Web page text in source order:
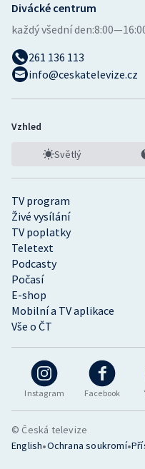
Ostatní
Instagram Facebook
TV program
Živé vysílání
TV poplatky
Teletext
Podcasty
Počasí
E-shop
Mobilní a TV aplikace
Vše o ČT
Divácké centrum
každý všední den:
261 136 113
info@ceskatelevize.cz
Vzhled
Světlý
© Česká televize
English•Ochrana soukromí•